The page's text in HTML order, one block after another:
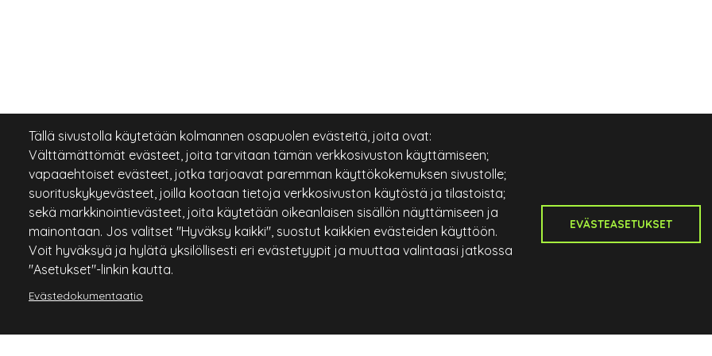
Tällä sivustolla käytetään kolmannen osapuolen evästeitä, joita ovat:
Välttämättömät evästeet, joita tarvitaan tämän verkkosivuston käyttämiseen;
vapaaehtoiset evästeet, jotka tarjoavat paremman käyttökokemuksen sivustolle;
suorituskykyevästeet, joilla kootaan tietoja verkkosivuston käytöstä ja tilastoista;
sekä markkinointievästeet, joita käytetään oikeanlaisen sisällön näyttämiseen ja
mainontaan. Jos valitset "Hyväksy kaikki", suostut kaikkien evästeiden käyttöön.
Voit hyväksyä ja hylätä yksilöllisesti eri evästetyypit ja muuttaa valintaasi jatkossa
"Asetukset"-linkin kautta.
Evästedokumentaatio
EVÄSTEASETUKSET